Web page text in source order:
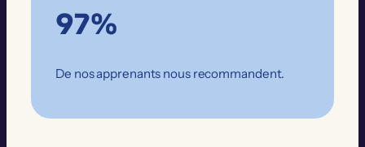
97%
De nos apprenants nous recommandent.